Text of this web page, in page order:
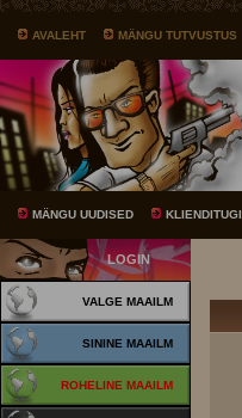
AVALEHT MÄNGU TUTVUSTUS
MÄNGU UUDISED KLIENDITUGI
LOGIN
VALGE MAAILM
SININE MAAILM
ROHELINE MAAILM